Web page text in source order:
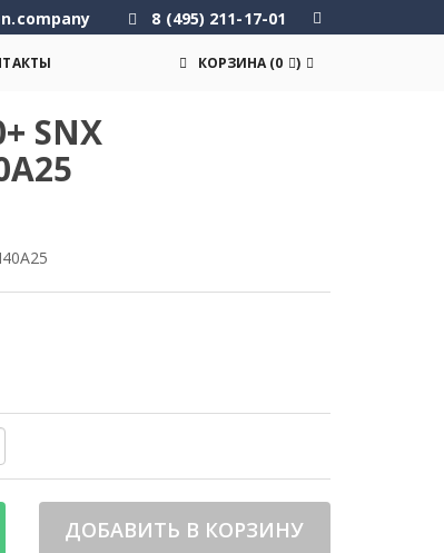
8 (495) 211-17-01
КОРЗИНА (0 )
SNX
ДОБАВИТЬ В КОРЗИНУ